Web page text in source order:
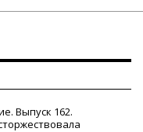
Выпуск 162.